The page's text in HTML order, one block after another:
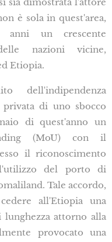
è sola in quest'area,
un crescente
nazioni vicine,
Etiopia.
dell'indipendenza
di uno sbocco
di quest'anno un
(MoU) con il
il riconoscimento
del porto di
Tale accordo,
all'Etiopia una
attorno alla
provocato una